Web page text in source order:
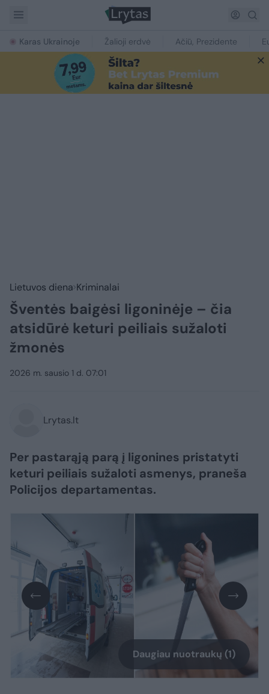
Karas Ukrainoje Žalioji erdvė Ačiū, Prezidente
Lietuvos diena Kriminalai
Šventės baigėsi ligoninėje – čia
atsidūrė keturi peiliais sužaloti
žmonės
2026 m. sausio 1 d. 07:01
Lrytas.lt
Per pastarąją parą į ligonines pristatyti
keturi peiliais sužaloti asmenys, praneša
Policijos departamentas.
Daugiau nuotraukų (1)